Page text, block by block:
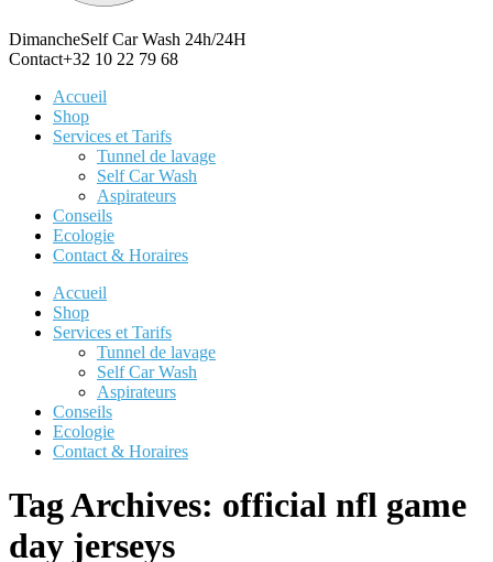
DimancheSelf Car Wash 24h/24H
Contact+32 10 22 79 68
Accueil
Shop
Services et Tarifs
Tunnel de lavage
Self Car Wash
Aspirateurs
Conseils
Ecologie
Contact & Horaires
Accueil
Shop
Services et Tarifs
Tunnel de lavage
Self Car Wash
Aspirateurs
Conseils
Ecologie
Contact & Horaires
Tag Archives: official nfl game
day jerseys